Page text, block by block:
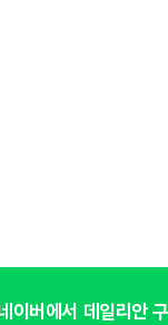
이버에서 데일리안